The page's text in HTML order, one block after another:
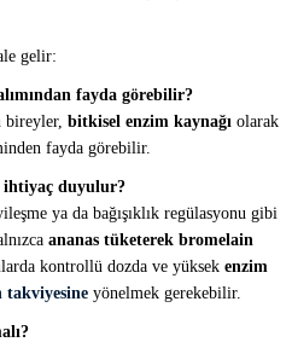
gelir:
fayda görebilir?
bitkisel enzim kaynağı olarak
fayda görebilir.
ihtiyaç duyulur?
ya da bağışıklık regülasyonu gibi
ananas tüketerek bromelain
kontrollü dozda ve yüksek enzim
takviyesine yönelmek gerekebilir.